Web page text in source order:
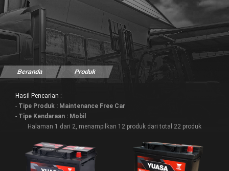
Beranda Produk
Hasil Pencarian :
- Tipe Produk : Maintenance Free Car
- Tipe Kendaraan : Mobil
Halaman 1 dari 2, menampilkan 12 produk dari total 22 produk